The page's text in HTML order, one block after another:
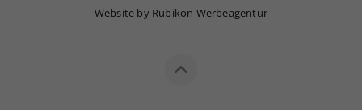
Website by Rubikon Werbeagentur